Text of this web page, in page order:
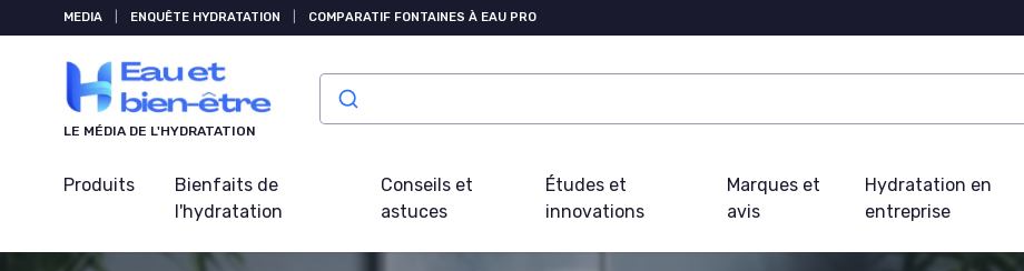
MEDIA ENQUÊTE HYDRATATION COMPARATIF FONTAINES À EAU PRO
LE MÉDIA DE L'HYDRATATION
Produits
Bienfaits de
l'hydratation
Conseils et
astuces
Études et
innovations
Marques et
avis
Hydratation en
entreprise
Panneau de gestion des cookies